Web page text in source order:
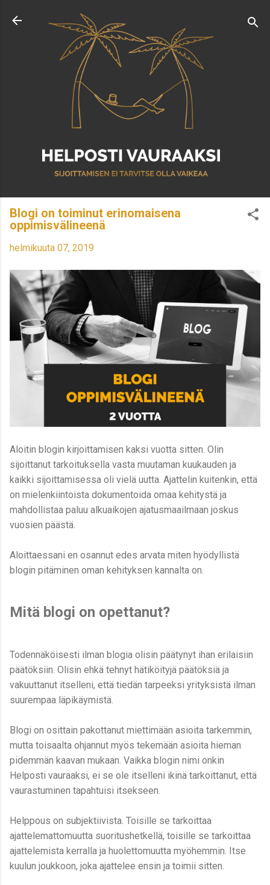
Blogi on toiminut erinomaisena
oppimisvälineenä
helmikuuta 07, 2019
Aloitin blogin kirjoittamisen kaksi vuotta sitten. Olin
sijoittanut tarkoituksella vasta muutaman kuukauden ja
kaikki sijoittamisessa oli vielä uutta. Ajattelin kuitenkin, että
on mielenkiintoista dokumentoida omaa kehitystä ja
mahdollistaa paluu alkuaikojen ajatusmaailmaan joskus
vuosien päästä.
Aloittaessani en osannut edes arvata miten hyödyllistä
blogin pitäminen oman kehityksen kannalta on.
Mitä blogi on opettanut?
Todennäköisesti ilman blogia olisin päätynyt ihan erilaisiin
päätöksiin. Olisin ehkä tehnyt hätiköityjä päätöksiä ja
vakuuttanut itselleni, että tiedän tarpeeksi yrityksistä ilman
suurempaa läpikäymistä.
Blogi on osittain pakottanut miettimään asioita tarkemmin,
mutta toisaalta ohjannut myös tekemään asioita hieman
pidemmän kaavan mukaan. Vaikka blogin nimi onkin
Helposti vauraaksi, ei se ole itselleni ikinä tarkoittanut, että
vaurastuminen tapahtuisi itsekseen.
Helppous on subjektiivista. Toisille se tarkoittaa
ajattelemattomuutta suoritushetkellä, toisille se tarkoittaa
ajattelemista kerralla ja huolettomuutta myöhemmin. Itse
kuulun joukkoon, joka ajattelee ensin ja toimii sitten.